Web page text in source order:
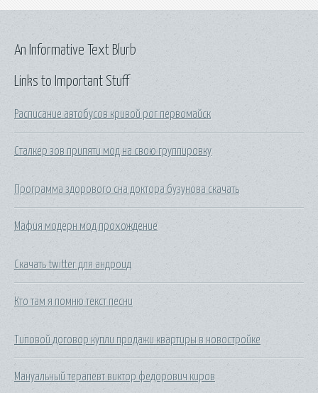
Links to Important Stuff
Расписание автобусов кривой рог первомайск
Сталкер зов припяти мод на свою группировку
Программа здорового сна доктора бузунова скачать
Мафия модерн мод прохождение
Скачать twitter для андроид
Кто там я помню текст песни
Типовой договор купли продажи квартиры в новостройке
Мануальный терапевт виктор федорович киров
An Informative Text Blurb